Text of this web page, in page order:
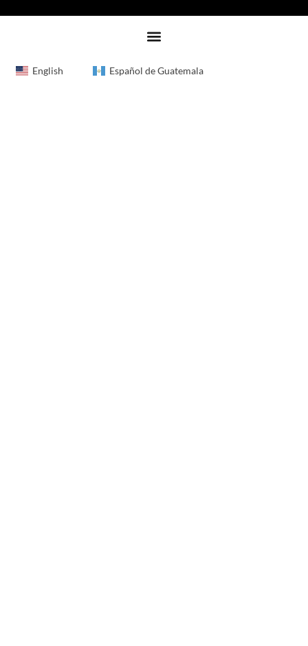
English Español de Guatemala